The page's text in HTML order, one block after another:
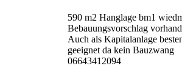
590 m2 Hanglage bm1
Bebauungsvorschlag
Auch als Kapitalanlage
geeignet da kein Bauzwang
06643412094